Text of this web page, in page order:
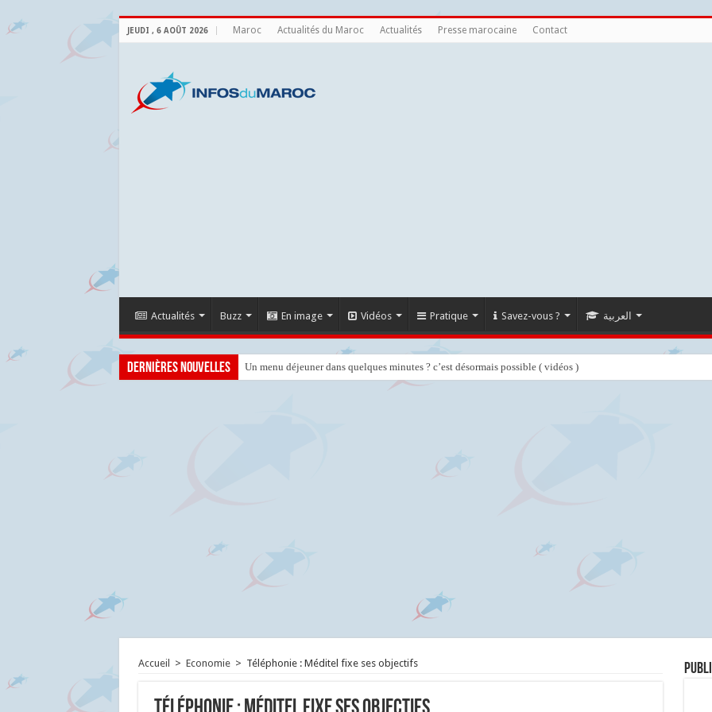
JEUDI , 6 AOÛT 2026 Maroc Actualités du Maroc Actualités Presse marocaine Contact
Actualités Buzz En image Vidéos Pratique Savez-vous ? العربية
Dernières nouvelles Un menu déjeuner dans quelques minutes ? c’est désormais possible ( vidéos )
Accueil > Economie > Téléphonie : Méditel fixe ses objectifs